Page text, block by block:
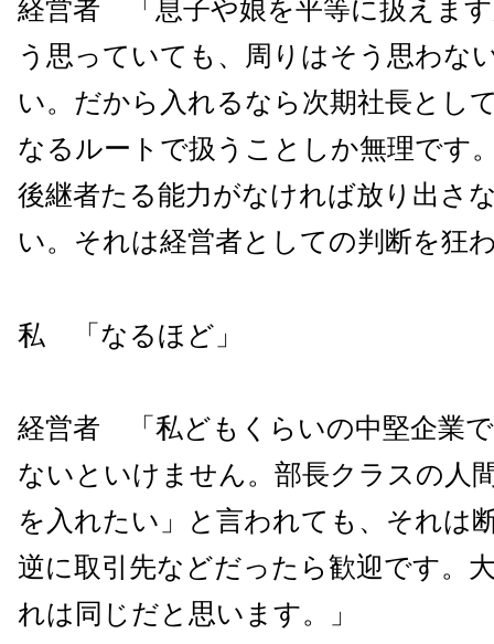
経営者 「息子や娘を平等に扱えま
う思っていても、周りはそう思わな
い。だから入れるなら次期社長とし
なるルートで扱うことしか無理です
後継者たる能力がなければ放り出さ
い。それは経営者としての判断を狂
私 「なるほど」
経営者 「私どもくらいの中堅企業
ないといけません。部長クラスの人
を入れたい」と言われても、それは
逆に取引先などだったら歓迎です。
れは同じだと思います。」